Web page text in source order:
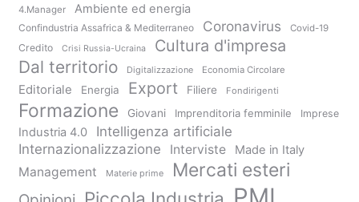
4.Manager Ambiente ed energia
Confindustria Assafrica & Mediterraneo Coronavirus Covid-19
Credito Crisi Russia-Ucraina Cultura d'impresa
Dal territorio Digitalizzazione Economia Circolare
Editoriale Energia Export Filiere Fondirigenti
Formazione Giovani Imprenditoria femminile Imprese
Industria 4.0
Intelligenza artificiale
Internazionalizzazione
Interviste Made in Italy
Management Materie prime Mercati esteri